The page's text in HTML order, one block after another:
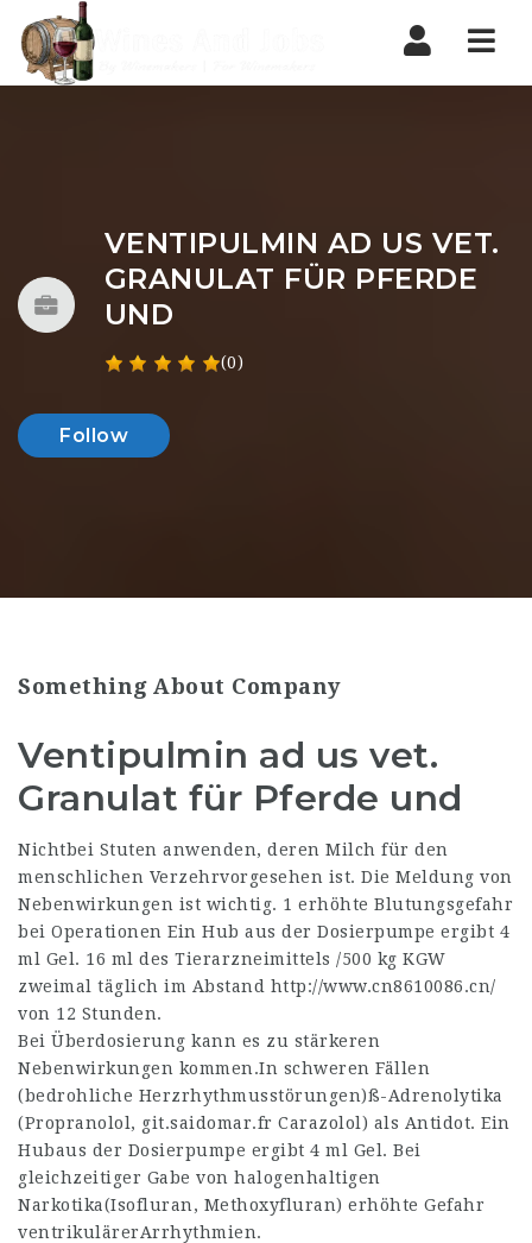
VENTIPULMIN AD US VET.
GRANULAT FÜR PFERDE
UND
(0)
Follow
Something About Company
Ventipulmin ad us vet.
Granulat für Pferde und
Nichtbei Stuten anwenden, deren Milch für den
menschlichen Verzehrvorgesehen ist. Die Meldung von
Nebenwirkungen ist wichtig. 1 erhöhte Blutungsgefahr
bei Operationen Ein Hub aus der Dosierpumpe ergibt 4
ml Gel. 16 ml des Tierarzneimittels /500 kg KGW
zweimal täglich im Abstand http://www.cn8610086.cn/
von 12 Stunden.
Bei Überdosierung kann es zu stärkeren
Nebenwirkungen kommen.In schweren Fällen
(bedrohliche Herzrhythmusstörungen)ß-Adrenolytika
(Propranolol, git.saidomar.fr Carazolol) als Antidot. Ein
Hubaus der Dosierpumpe ergibt 4 ml Gel. Bei
gleichzeitiger Gabe von halogenhaltigen
Narkotika(Isofluran, Methoxyfluran) erhöhte Gefahr
ventrikulärerArrhythmien.